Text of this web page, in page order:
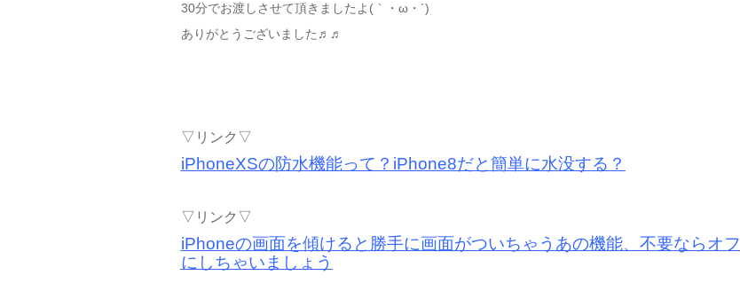
30分でお渡しさせて頂きましたよ(｀・ω・´)ゞ
ありがとうございました♬♬
▽リンク▽
iPhoneXSの防水機能って？iPhone8だと簡単に水没する？
▽リンク▽
iPhoneの画面を傾けると勝手に画面がついちゃうあの機能、不要ならオフ
にしちゃいましょう